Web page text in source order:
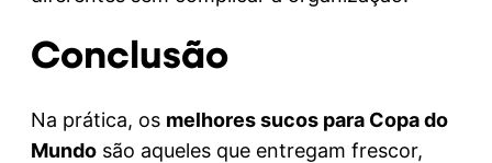
Conclusão
Na prática, os melhores sucos para Copa do
Mundo são aqueles que entregam frescor,